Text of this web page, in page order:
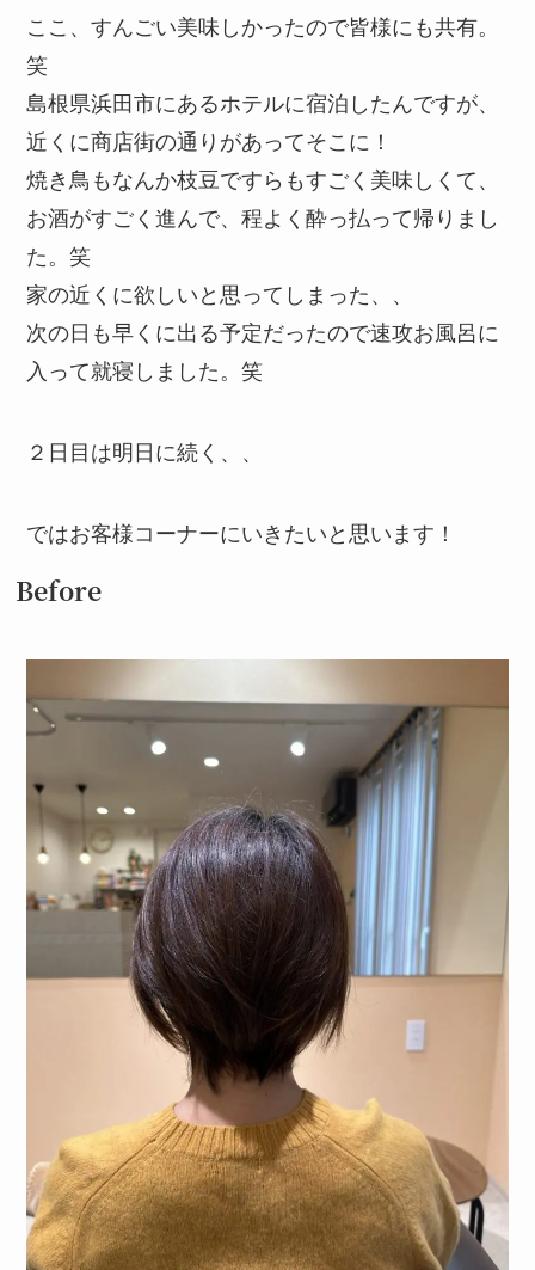
ここ、すんごい美味しかったので皆様にも共有。
笑
島根県浜田市にあるホテルに宿泊したんですが、
近くに商店街の通りがあってそこに！
焼き鳥もなんか枝豆ですらもすごく美味しくて、
お酒がすごく進んで、程よく酔っ払って帰りまし
た。笑
家の近くに欲しいと思ってしまった、、
次の日も早くに出る予定だったので速攻お風呂に
入って就寝しました。笑
２日目は明日に続く、、
ではお客様コーナーにいきたいと思います！
Before